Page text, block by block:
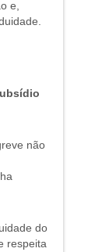
e,
não
do
respeita